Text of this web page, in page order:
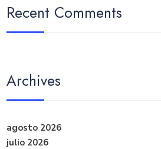
Recent Comments
Archives
agosto 2026
julio 2026